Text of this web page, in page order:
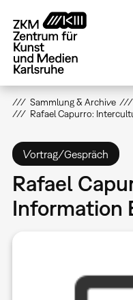
zum
Inhalt
Sammlung & Archive
Rafael Capurro:
Vortrag/Gespräch
Rafael
Information